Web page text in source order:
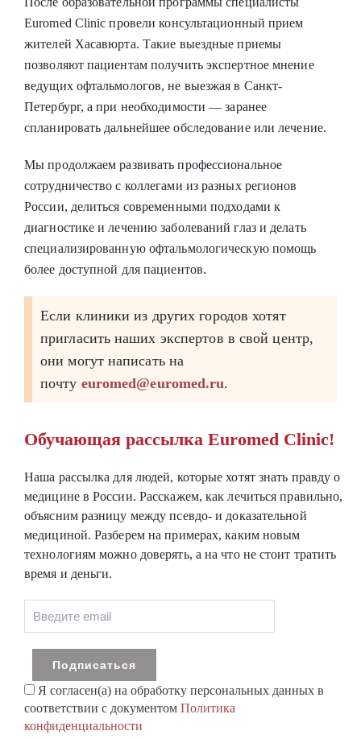
Euromed Clinic провели консультационный прием
жителей Хасавюрта. Такие выездные приемы
позволяют пациентам получить экспертное мнение
ведущих офтальмологов, не выезжая в Санкт-
Петербург, а при необходимости — заранее
спланировать дальнейшее обследование или лечение.
Мы продолжаем развивать профессиональное
сотрудничество с коллегами из разных регионов
России, делиться современными подходами к
диагностике и лечению заболеваний глаз и делать
специализированную офтальмологическую помощь
более доступной для пациентов.
Если клиники из других городов хотят
пригласить наших экспертов в свой центр,
они могут написать на
почту euromed@euromed.ru.
Обучающая рассылка Euromed Clinic!
Наша рассылка для людей, которые хотят знать правду о
медицине в России. Расскажем, как лечиться правильно,
объясним разницу между псевдо- и доказательной
медициной. Разберем на примерах, каким новым
технологиям можно доверять, а на что не стоит тратить
время и деньги.
Я согласен(а) на обработку персональных данных в
соответствии с документом Политика
конфиденциальности